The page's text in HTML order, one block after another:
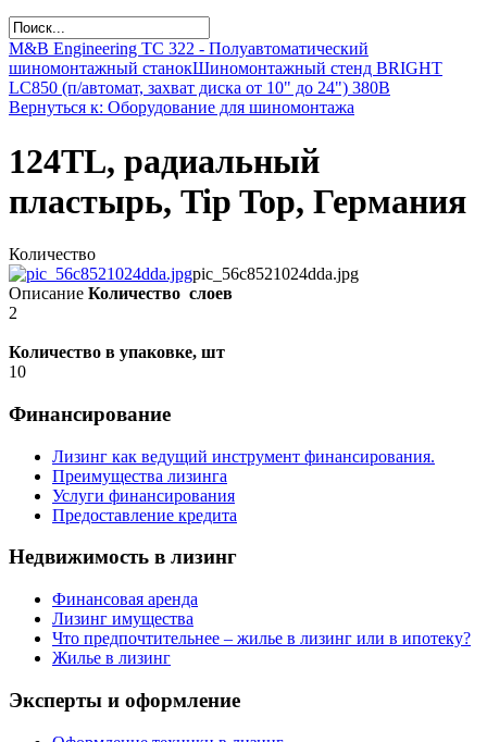
M&B Engineering TС 322 - Полуавтоматический
шиномонтажный станокШиномонтажный стенд BRIGHT
LC850 (п/автомат, захват диска от 10" до 24") 380В
Вернуться к: Оборудование для шиномонтажа
124TL, радиальный
пластырь, Tip Top, Германия
Количество
pic_56c8521024dda.jpg
Описание Количество слоев
2
Количество в упаковке, шт
10
Финансирование
Лизинг как ведущий инструмент финансирования.
Преимущества лизинга
Услуги финансирования
Предоставление кредита
Недвижимость в лизинг
Финансовая аренда
Лизинг имущества
Что предпочтительнее – жилье в лизинг или в ипотеку?
Жилье в лизинг
Эксперты и оформление